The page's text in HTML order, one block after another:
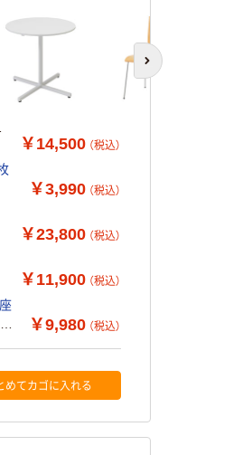
次のスライドへ
￥14,500 （税込）
￥3,990 （税込）
￥23,800 （税込）
￥11,900 （税込）
￥9,980 （税込）
めてカゴに入れる